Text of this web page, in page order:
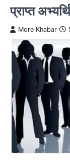
प्राप्त
More Khabar